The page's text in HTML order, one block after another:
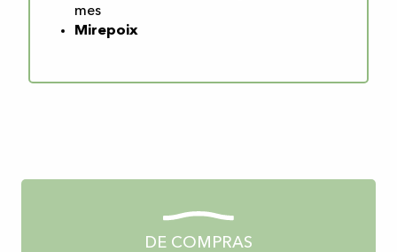
Jueves
mes
Mirepoix
DE COMPRAS